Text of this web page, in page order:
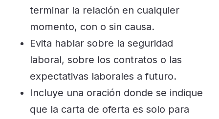
terminar la relación en cualquier
momento, con o sin causa.
Evita hablar sobre la seguridad
laboral, sobre los contratos o las
expectativas laborales a futuro.
Incluye una oración donde se indique
que la carta de oferta es solo para